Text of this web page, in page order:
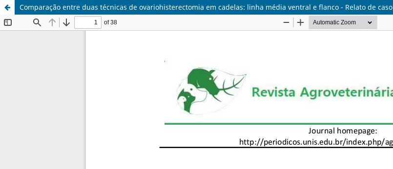
Comparação entre duas técnicas de ovariohisterectomia em cadelas: linha média ventral e flanco - Relato de caso